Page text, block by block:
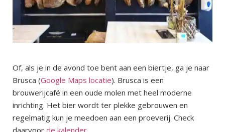
Of, als je in de avond toe bent aan een biertje, ga je naar
Brusca (Google Maps locatie). Brusca is een
brouwerijcafé in een oude molen met heel moderne
inrichting. Het bier wordt ter plekke gebrouwen en
regelmatig kun je meedoen aan een proeverij. Check